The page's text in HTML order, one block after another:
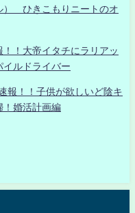
） ひきこもりニートのオ
！大帝イタチにラリアッ
イルドライバー
報！！子供が欲しいど陰キ
！婚活計画編